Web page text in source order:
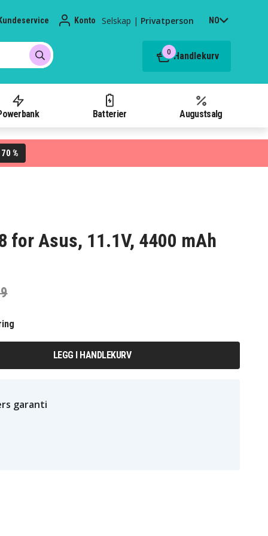
Konto Selskap | Privatperson NO
0 Handlekurv
Batterier Augustsalg
70 %
for Asus, 11.1V, 4400 mAh
LEGG I HANDLEKURV
garanti